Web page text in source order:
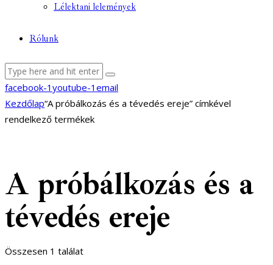
Lélektani lelemények
Rólunk
facebook-1 youtube-1 email
Kezdőlap“A próbálkozás és a tévedés ereje” címkével
rendelkező termékek
A próbálkozás és a
tévedés ereje
Összesen 1 találat